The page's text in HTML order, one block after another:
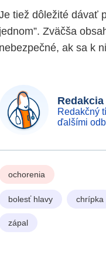
tiež dôležité dávať
jednom”. Zväčša
nebezpečné, ak sa k
Redakčný
ďalšími
ochorenia
bolesť hlavy chrípka
zápal